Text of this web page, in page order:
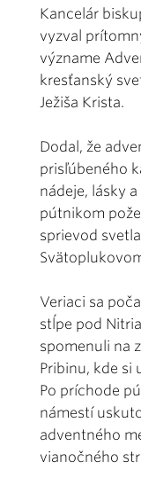
Kancelár
vyzval
význame
kresťanský
Ježiša Krista.
Dodal, že
prisľúbeného
nádeje, lásky
pútnikom
sprievod
Veriaci sa
stĺpe pod
spomenuli na
Pribinu, kde si
Po príchode
námestí
adventného
vianočného